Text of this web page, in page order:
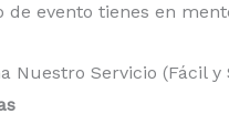
de evento tienes en
Nuestro Servicio (Fácil y